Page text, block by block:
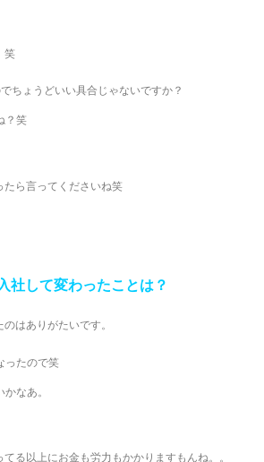
笑
ちょうどいい具合じゃないですか？
？笑
たら言ってくださいね笑
社して変わったことは？
はありがたいです。
ったので笑
なあ。
てる以上にお金も労力もかかりますもんね。。